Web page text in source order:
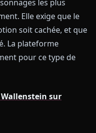
les plus
Elle exige que le
soit cachée, et que
La plateforme
pour ce type de
sur